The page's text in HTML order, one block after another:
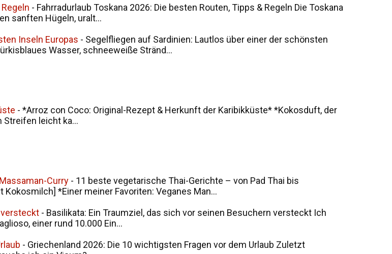
- Fahrradurlaub Toskana 2026: Die besten Routen, Tipps & Regeln Die Toskana
sanften Hügeln, uralt...
Inseln Europas - Segelfliegen auf Sardinien: Lautlos über einer der schönsten
Wasser, schneeweiße Stränd...
- *Arroz con Coco: Original-Rezept & Herkunft der Karibikküste* *Kokosduft, der
Streifen leicht ka...
Curry - 11 beste vegetarische Thai-Gerichte – von Pad Thai bis
*Einer meiner Favoriten: Veganes Man...
versteckt - Basilikata: Ein Traumziel, das sich vor seinen Besuchern versteckt Ich
einer rund 10.000 Ein...
- Griechenland 2026: Die 10 wichtigsten Fragen vor dem Urlaub Zuletzt